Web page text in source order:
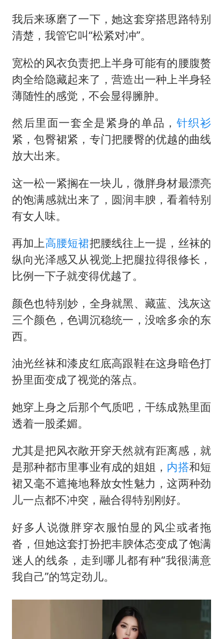
我后来琢磨了一下，她这套穿搭思路特别
清楚，我管它叫“松紧对冲”。
宽松的风衣负责把上半身可能有的腰腹赘
肉全给隐藏起来了，营造出一种上半身轻
薄随性的感觉，不会显得臃肿。
然后里面一套全是紧身的单品， 针织衫
紧，包臀裙紧，专门把腰臀的优越的曲线
放大出来。
这一松一紧搁在一块儿，微胖身材最漂亮
的饱满感就出来了，圆润丰腴，看着特别
有女人味。
再加上高腰短裙把腰线往上一提，丝袜的
纵向光泽感又从视觉上把腿拉得很修长，
比例一下子就变得优越了。
颜色也特别妙，全身就黑、藏蓝、浅灰这
三个颜色，色调沉稳统一，没啥多余的东
西。
油光丝袜和漆皮红底高跟鞋在这身暗色打
扮里面变成了视觉的落点。
她穿上身之后那个气质吧，干练成熟里面
透着一股柔媚。
尤其是把风衣敞开穿天然就有距离感，就
是那种都市里事业有成的姐姐， 内搭和短
裙又毫不遮掩地释放女性魅力，这两种劲
儿一点都不冲突，融合得特别刚好。
好多人说微胖穿衣服怕显的风尘或者拖
沓，但她这套打扮把丰腴体态变成了饱满
迷人的线条，走到哪儿都有种“我很满意
我自己”的笃定劲儿。